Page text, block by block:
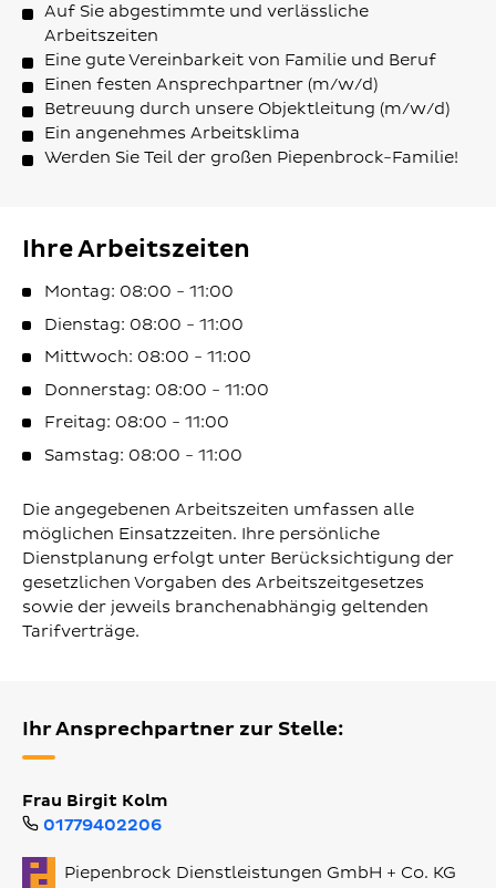
Auf Sie abgestimmte und verlässliche
Arbeitszeiten
Eine gute Vereinbarkeit von Familie und Beruf
Einen festen Ansprechpartner (m/w/d)
Betreuung durch unsere Objektleitung (m/w/d)
Ein angenehmes Arbeitsklima
Werden Sie Teil der großen Piepenbrock-Familie!
Ihre Arbeitszeiten
Montag: 08:00 - 11:00
Dienstag: 08:00 - 11:00
Mittwoch: 08:00 - 11:00
Donnerstag: 08:00 - 11:00
Freitag: 08:00 - 11:00
Samstag: 08:00 - 11:00
Die angegebenen Arbeitszeiten umfassen alle
möglichen Einsatzzeiten. Ihre persönliche
Dienstplanung erfolgt unter Berücksichtigung der
gesetzlichen Vorgaben des Arbeitszeitgesetzes
sowie der jeweils branchenabhängig geltenden
Tarifverträge.
Ihr Ansprechpartner zur Stelle:
Frau Birgit Kolm
01779402206
Piepenbrock Dienstleistungen GmbH + Co. KG